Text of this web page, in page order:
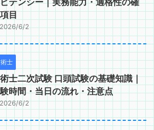
テンシー｜実務能力・適格性の確
目
2026/6/2
士
士二次試験 口頭試験の基礎知識｜
時間・当日の流れ・注意点
2026/6/2